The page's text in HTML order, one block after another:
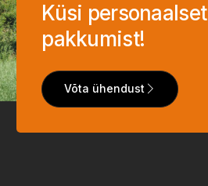
Küsi personaalset
pakkumist!
Võta ühendust